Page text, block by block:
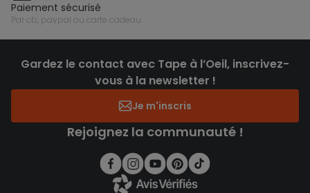
paiement sécurisé
par cb, paypal ou carte cadeau
Gardez le contact avec Tape à l’Oeil, inscrivez-
vous à la newsletter !
Je m'inscris
Rejoignez la communauté !